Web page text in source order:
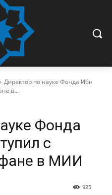
Директор по науке Фонда Ибн
в...
Фонда
с
в МИИ
925